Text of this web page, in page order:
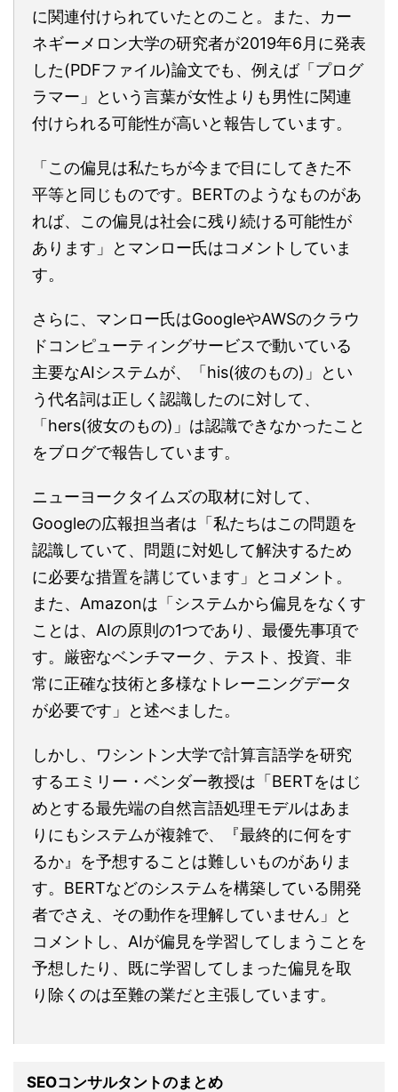
に関連付けられていたとのこと。また、カー
ネギーメロン大学の研究者が2019年6月に発表
した(PDFファイル)論文でも、例えば「プログ
ラマー」という言葉が女性よりも男性に関連
付けられる可能性が高いと報告しています。
「この偏見は私たちが今まで目にしてきた不
平等と同じものです。BERTのようなものがあ
れば、この偏見は社会に残り続ける可能性が
あります」とマンロー氏はコメントしていま
す。
さらに、マンロー氏はGoogleやAWSのクラウ
ドコンピューティングサービスで動いている
主要なAIシステムが、「his(彼のもの)」とい
う代名詞は正しく認識したのに対して、
「hers(彼女のもの)」は認識できなかったこと
をブログで報告しています。
ニューヨークタイムズの取材に対して、
Googleの広報担当者は「私たちはこの問題を
認識していて、問題に対処して解決するため
に必要な措置を講じています」とコメント。
また、Amazonは「システムから偏見をなくす
ことは、AIの原則の1つであり、最優先事項で
す。厳密なベンチマーク、テスト、投資、非
常に正確な技術と多様なトレーニングデータ
が必要です」と述べました。
しかし、ワシントン大学で計算言語学を研究
するエミリー・ベンダー教授は「BERTをはじ
めとする最先端の自然言語処理モデルはあま
りにもシステムが複雑で、『最終的に何をす
るか』を予想することは難しいものがありま
す。BERTなどのシステムを構築している開発
者でさえ、その動作を理解していません」と
コメントし、AIが偏見を学習してしまうことを
予想したり、既に学習してしまった偏見を取
り除くのは至難の業だと主張しています。
SEOコンサルタントのまとめ